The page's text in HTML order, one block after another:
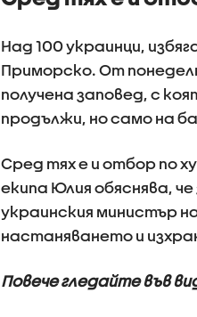
Над 100 украинци,
Приморско. От
получена заповед, с
продължи, но само на
Сред тях е и отбор по
екипа Юлия обяснява,
украинския министър
настаняването и
Повече гледайте във